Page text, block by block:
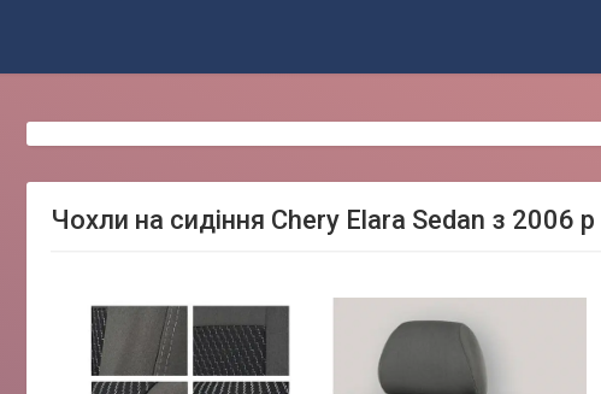
Чохли на сидіння Chery Elara Sedan з 2006 р